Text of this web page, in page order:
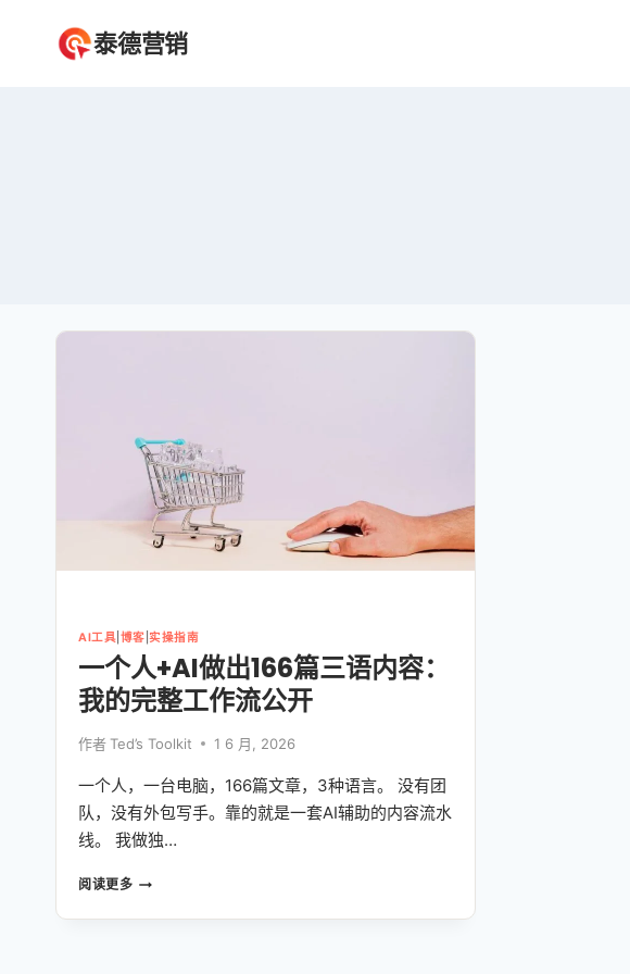
泰德营销
AI工具 博客 |实操指南
一个人+AI做出166篇三语内容：
我的完整工作流公开
作者Ted’s Toolkit 1 6 月, 2026
一个人，一台电脑，166篇文章，3种语言。 没有团
队，没有外包写手。靠的就是一套AI辅助的内容流水
线。 我做独…
阅读更多一
人